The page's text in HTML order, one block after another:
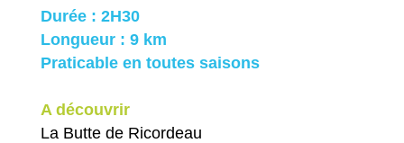
Durée : 2H30
Longueur : 9 km
Praticable en toutes saisons
A découvrir
La Butte de Ricordeau